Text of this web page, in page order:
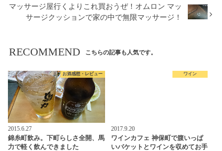
マッサージ屋行くよりこれ買おうぜ！オムロン マッ
サージクッションで家の中で無限マッサージ！
RECOMMEND こちらの記事も人気です。
お酒感想・レビュー
2015.6.27
錦糸町飲み。下町らしさ全開、馬
力で軽く飲んできました
ワイン
2017.9.20
ワインカフェ 神保町で腹いっぱ
いバケットとワインを収めてお手